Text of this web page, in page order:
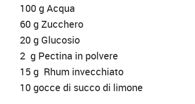
100 g Acqua
60 g Zucchero
20 g Glucosio
2 g Pectina in polvere
15 g Rhum invecchiato
10 gocce di succo di limone